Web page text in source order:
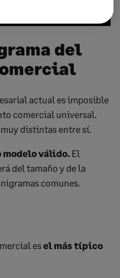
del
actual es imposible
comercial universal.
muy distintas entre sí.
modelo válido. El
del tamaño y de la
comunes.
esel más típico